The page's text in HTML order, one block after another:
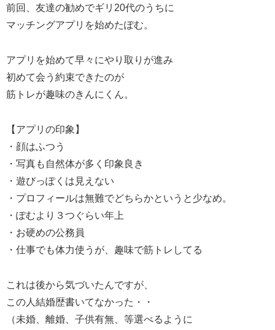
前回、友達の勧めでギリ20代のうちに
マッチングアプリを始めたぽむ。
アプリを始めて早々にやり取りが進み
初めて会う約束できたのが
筋トレが趣味のきんにくん。
【アプリの印象】
・顔はふつう
・写真も自然体が多く印象良き
・遊びっぽくは見えない
・プロフィールは無難でどちらかというと少なめ。
・ぽむより３つぐらい年上
・お硬めの公務員
・仕事でも体力使うが、趣味で筋トレしてる
これは後から気づいたんですが、
この人結婚歴書いてなかった・・
（未婚、離婚、子供有無、等選べるように